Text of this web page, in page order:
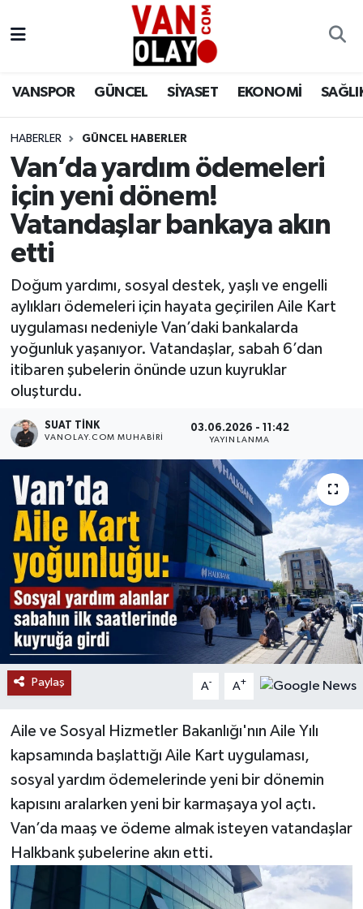
VANSPOR GÜNCEL SİYASET EKONOMİ
HABERLER GÜNCEL HABERLER
Van’da yardım ödemeleri
için yeni dönem!
Vatandaşlar bankaya akın
etti
Doğum yardımı, sosyal destek, yaşlı ve engelli
aylıkları ödemeleri için hayata geçirilen Aile Kart
uygulaması nedeniyle Van’daki bankalarda
yoğunluk yaşanıyor. Vatandaşlar, sabah 6’dan
itibaren şubelerin önünde uzun kuyruklar
oluşturdu.
SUAT TINK
VANOLAY.COM MUHABIRI
03.06.2026 - 11:42
YAYINLANMA
Paylaş A- A+
Aile ve Sosyal Hizmetler Bakanlığı'nın Aile Yılı
kapsamında başlattığı Aile Kart uygulaması,
sosyal yardım ödemelerinde yeni bir dönemin
kapısını aralarken yeni bir karmaşaya yol açtı.
Van’da maaş ve ödeme almak isteyen vatandaşlar
Halkbank şubelerine akın etti.
Siyaset
Ekonomi
Sağlık
Bilim & Teknoloji
Dünya
RESMİ İLANLAR
Van Nöbetçi Eczaneler
Van Namaz Vakitleri
Van Trafik Yoğunluk Haritası
Süper Lig Puan Durumu ve Fikstür
Son Dakika Haberleri
Haber Arşivi